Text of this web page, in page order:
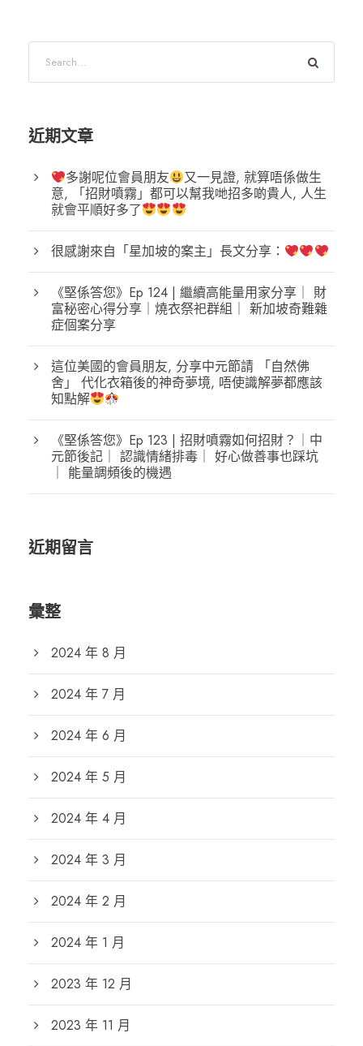
近期文章
多謝呢位會員朋友
又一見證, 就算唔係做生
意, 「招財噴霧」都可以幫我哋招多啲貴人, 人生
就會平順好多了
很感謝來自「星加坡的案主」長文分享：
《堅係答您》Ep 124 | 繼續高能量用家分享｜ 財
富秘密心得分享｜燒衣祭祀群組｜ 新加坡奇難雜
症個案分享
這位美國的會員朋友, 分享中元節請 「自然佛
舍」 代化衣箱後的神奇夢境, 唔使識解夢都應該
知點解
《堅係答您》Ep 123 | 招財噴霧如何招財？｜中
元節後記｜ 認識情緒排毒｜ 好心做善事也踩坑
｜ 能量調頻後的機遇
近期留言
彙整
2024 年 8 月
2024 年 7 月
2024 年 6 月
2024 年 5 月
2024 年 4 月
2024 年 3 月
2024 年 2 月
2024 年 1 月
2023 年 12 月
2023 年 11 月